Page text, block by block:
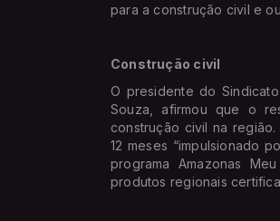
para a construção civil e
Construção civil
O presidente do
Souza, afirmou que o
construção civil na
12 meses “impulsionado
programa Amazonas
produtos regionais